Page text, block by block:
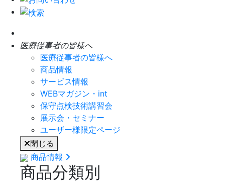
医療従事者の皆様へ
医療従事者の皆様へ
商品情報
サービス情報
WEBマガジン・int
保守点検技術講習会
展示会・セミナー
ユーザー様限定ページ
閉じる
商品情報
商品分類別